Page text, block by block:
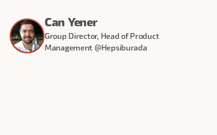
Can Yener
Group Director, Head of Product
Management @Hepsiburada